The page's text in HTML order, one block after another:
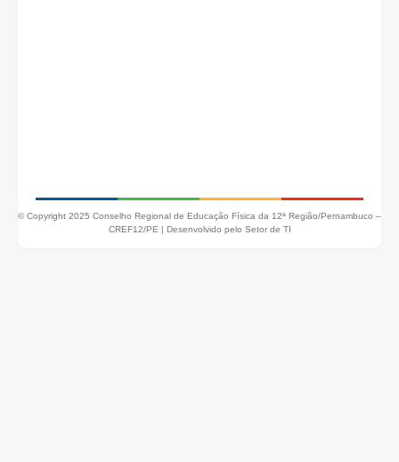
© Copyright 2025 Conselho Regional de Educação Física da 12ª Região/Pernambuco –
CREF12/PE | Desenvolvido pelo Setor de TI